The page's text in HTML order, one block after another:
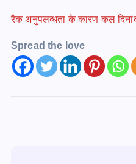
रैक अनुपलब्धता के कारण कल दिनांक
Spread the love